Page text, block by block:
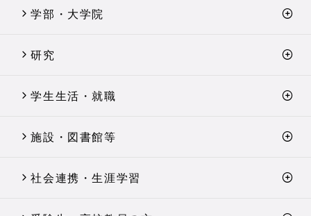
学部・大学院
研究
学生生活・就職
施設・図書館等
社会連携・生涯学習